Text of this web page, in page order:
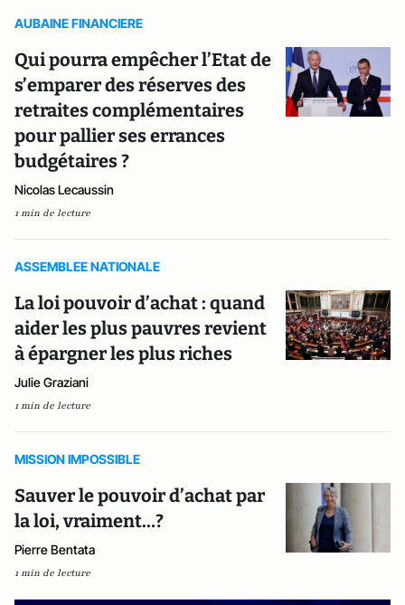
AUBAINE FINANCIERE
Qui pourra empêcher l’Etat de
s’emparer des réserves des
retraites complémentaires
pour pallier ses errances
budgétaires ?
Nicolas Lecaussin
1 min de lecture
ASSEMBLEE NATIONALE
La loi pouvoir d’achat : quand
aider les plus pauvres revient
à épargner les plus riches
Julie Graziani
1 min de lecture
MISSION IMPOSSIBLE
Sauver le pouvoir d’achat par
la loi, vraiment…?
Pierre Bentata
1 min de lecture